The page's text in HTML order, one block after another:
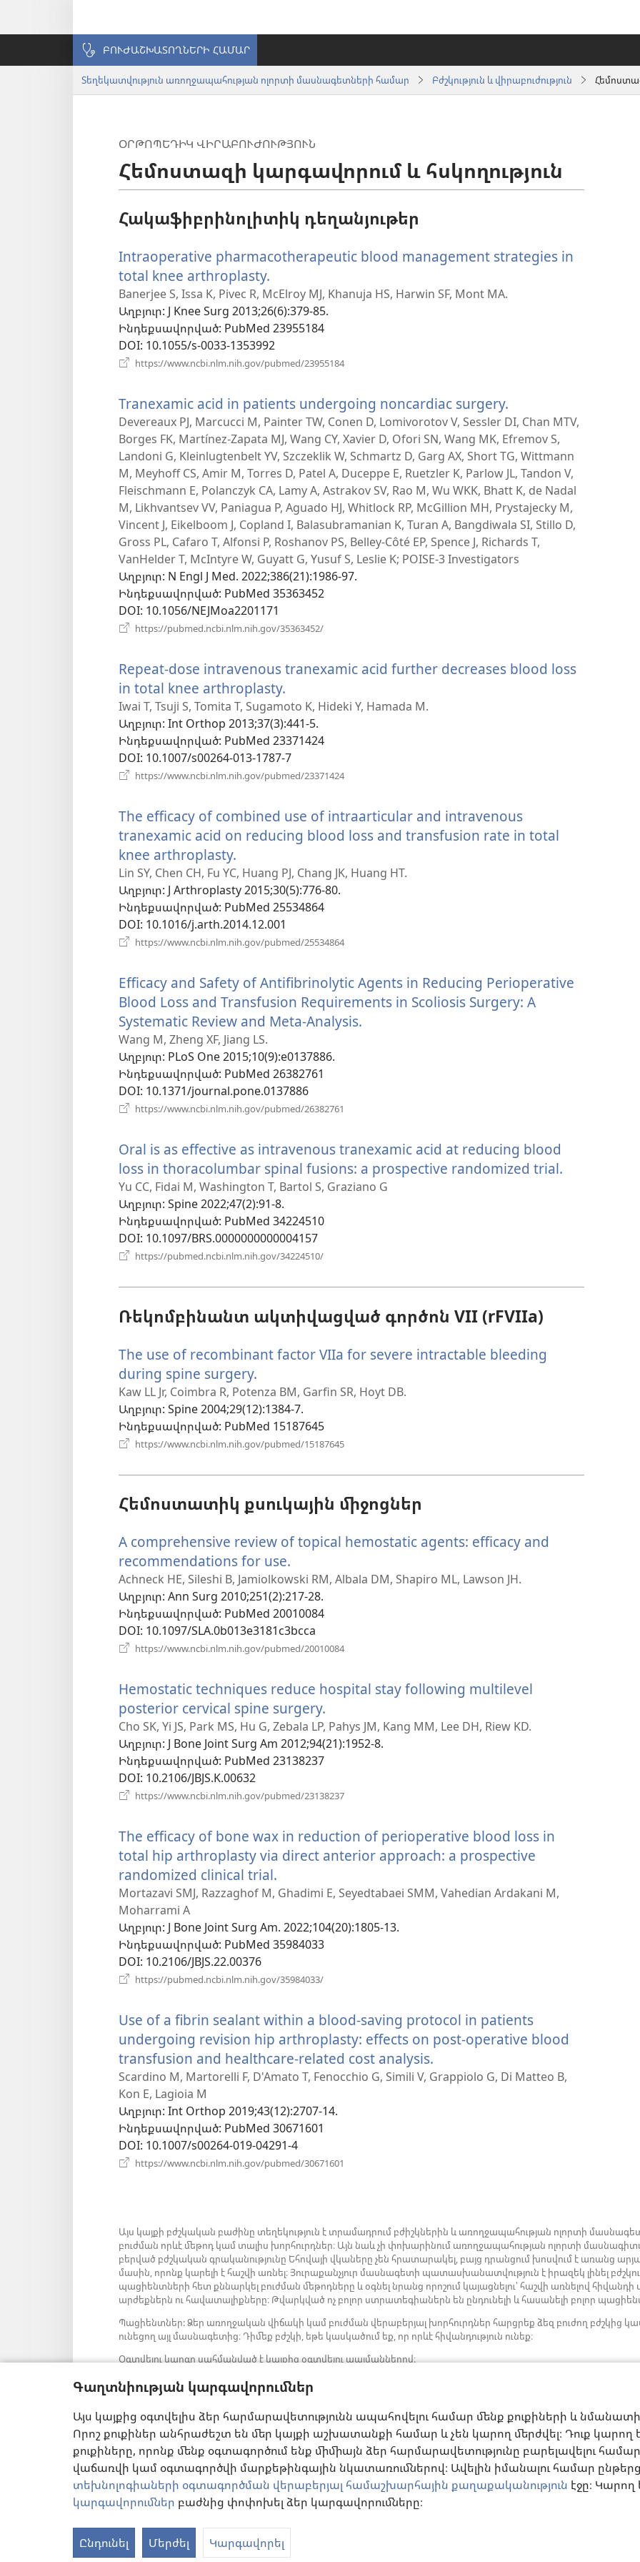
Գաղտնիության կարգավորումներ
Այս կայքից օգտվելիս ձեր հարմարավետությունն ապահովելու համար մենք քուքիների և
Որոշ քուքիներ անհրաժեշտ են մեր կայքի աշխատանքի համար և չեն կարող մերժվել։ Դուք կարող
քուքիները, որոնք մենք օգտագործում ենք միմիայն ձեր հարմարավետությունը բարելավելու
վաճառվի կամ օգտագործվի մարքեթինգային նկատառումներով։ Ավելին իմանալու համար
տեխնոլոգիաների օգտագործման վերաբերյալ համաշխարհային քաղաքականություն էջը։
կարգավորումներ բաժնից փոփոխել ձեր կարգավորումները։
Ընդունել Մերժել Կարգավորել
ԲՈՒԺԱՇԽԱՏՈՂՆԵՐԻ ՀԱՄԱՐ
Տեղեկատվություն առողջապահության ոլորտի մասնագետների համար Բժշկություն և վիրաբուժություն
ՕՐԹՈՊԵԴԻԿ ՎԻՐԱԲՈՒԺՈՒԹՅՈՒՆ
Հեմոստազի կարգավորում և հսկողություն
Հակաֆիբրինոլիտիկ դեղանյութեր
Intraoperative pharmacotherapeutic blood management strategies in
total knee arthroplasty.
է
նոր
պատուհան)
Banerjee S, Issa K, Pivec R, McElroy MJ, Khanuja HS, Harwin SF, Mont MA.
Աղբյուր‎: J Knee Surg 2013;26(6):379-85.
Ինդեքսավորված‎: PubMed 23955184
DOI‎: 10.1055/s-0033-1353992
https://www.ncbi.nlm.nih.gov/pubmed/23955184
պատուհան)
Tranexamic acid in patients undergoing noncardiac surgery.
է
նոր
պատուհան)
Devereaux PJ, Marcucci M, Painter TW, Conen D, Lomivorotov V, Sessler DI, Chan MTV,
Borges FK, Martínez-Zapata MJ, Wang CY, Xavier D, Ofori SN, Wang MK, Efremov S,
Landoni G, Kleinlugtenbelt YV, Szczeklik W, Schmartz D, Garg AX, Short TG, Wittmann
M, Meyhoff CS, Amir M, Torres D, Patel A, Duceppe E, Ruetzler K, Parlow JL, Tandon V,
Fleischmann E, Polanczyk CA, Lamy A, Astrakov SV, Rao M, Wu WKK, Bhatt K, de Nadal
M, Likhvantsev VV, Paniagua P, Aguado HJ, Whitlock RP, McGillion MH, Prystajecky M,
Vincent J, Eikelboom J, Copland I, Balasubramanian K, Turan A, Bangdiwala SI, Stillo D,
Gross PL, Cafaro T, Alfonsi P, Roshanov PS, Belley-Côté EP, Spence J, Richards T,
VanHelder T, McIntyre W, Guyatt G, Yusuf S, Leslie K; POISE-3 Investigators
Աղբյուր‎: N Engl J Med. 2022;386(21):1986-97.
Ինդեքսավորված‎: PubMed 35363452
DOI‎: 10.1056/NEJMoa2201171
https://pubmed.ncbi.nlm.nih.gov/35363452/
պատուհան)
Repeat-dose intravenous tranexamic acid further decreases blood loss
in total knee arthroplasty.
է
նոր
պատուհան)
Iwai T, Tsuji S, Tomita T, Sugamoto K, Hideki Y, Hamada M.
Աղբյուր‎: Int Orthop 2013;37(3):441-5.
Ինդեքսավորված‎: PubMed 23371424
DOI‎: 10.1007/s00264-013-1787-7
https://www.ncbi.nlm.nih.gov/pubmed/23371424
պատուհան)
The efficacy of combined use of intraarticular and intravenous
tranexamic acid on reducing blood loss and transfusion rate in total
knee arthroplasty.
է
նոր
պատուհան)
Lin SY, Chen CH, Fu YC, Huang PJ, Chang JK, Huang HT.
Աղբյուր‎: J Arthroplasty 2015;30(5):776-80.
Ինդեքսավորված‎: PubMed 25534864
DOI‎: 10.1016/j.arth.2014.12.001
https://www.ncbi.nlm.nih.gov/pubmed/25534864
պատուհան)
Efficacy and Safety of Antifibrinolytic Agents in Reducing Perioperative
Blood Loss and Transfusion Requirements in Scoliosis Surgery: A
Systematic Review and Meta-Analysis.
Wang M, Zheng XF, Jiang LS.
Աղբյուր‎: PLoS One 2015;10(9):e0137886.
Ինդեքսավորված‎: PubMed 26382761
DOI‎: 10.1371/journal.pone.0137886
https://www.ncbi.nlm.nih.gov/pubmed/26382761
պատուհան)
Oral is as effective as intravenous tranexamic acid at reducing blood
loss in thoracolumbar spinal fusions: a prospective randomized trial.
Yu CC, Fidai M, Washington T, Bartol S, Graziano G
Աղբյուր‎: Spine 2022;47(2):91-8.
Ինդեքսավորված‎: PubMed 34224510
DOI‎: 10.1097/BRS.0000000000004157
https://pubmed.ncbi.nlm.nih.gov/34224510/
Ռեկոմբինանտ ակտիվացված գործոն VII (rFVIIa)
The use of recombinant factor VIIa for severe intractable bleeding
during spine surgery.
է
նոր
պատուհան)
Kaw LL Jr, Coimbra R, Potenza BM, Garfin SR, Hoyt DB.
Աղբյուր‎: Spine 2004;29(12):1384-7.
Ինդեքսավորված‎: PubMed 15187645
https://www.ncbi.nlm.nih.gov/pubmed/15187645
Հեմոստատիկ քսուկային միջոցներ
A comprehensive review of topical hemostatic agents: efficacy and
recommendations for use.
է
նոր
պատուհան)
Achneck HE, Sileshi B, Jamiolkowski RM, Albala DM, Shapiro ML, Lawson JH.
Աղբյուր‎: Ann Surg 2010;251(2):217-28.
Ինդեքսավորված‎: PubMed 20010084
DOI‎: 10.1097/SLA.0b013e3181c3bcca
https://www.ncbi.nlm.nih.gov/pubmed/20010084
պատուհան)
Hemostatic techniques reduce hospital stay following multilevel
posterior cervical spine surgery.
է
նոր
Cho SK, Yi JS, Park MS, Hu G, Zebala LP, Pahys JM, Kang MM, Lee DH, Riew KD.
Աղբյուր‎: J Bone Joint Surg Am 2012;94(21):1952-8.
Ինդեքսավորված‎: PubMed 23138237
DOI‎: 10.2106/JBJS.K.00632
https://www.ncbi.nlm.nih.gov/pubmed/23138237
պատուհան)
The efficacy of bone wax in reduction of perioperative blood loss in
total hip arthroplasty via direct anterior approach: a prospective
randomized clinical trial.
է
պատուհան)
Mortazavi SMJ, Razzaghof M, Ghadimi E, Seyedtabaei SMM, Vahedian Ardakani M,
Moharrami A
Աղբյուր‎: J Bone Joint Surg Am. 2022;104(20):1805-13.
Ինդեքսավորված‎: PubMed 35984033
DOI‎: 10.2106/JBJS.22.00376
https://pubmed.ncbi.nlm.nih.gov/35984033/
պատուհան)
Use of a fibrin sealant within a blood-saving protocol in patients
undergoing revision hip arthroplasty: effects on post-operative blood
transfusion and healthcare-related cost analysis.
է
Scardino M, Martorelli F, D'Amato T, Fenocchio G, Simili V, Grappiolo G, Di Matteo B,
Kon E, Lagioia M
Աղբյուր‎: Int Orthop 2019;43(12):2707-14.
Ինդեքսավորված‎: PubMed 30671601
DOI‎: 10.1007/s00264-019-04291-4
https://www.ncbi.nlm.nih.gov/pubmed/30671601
Այս կայքի բժշկական բաժինը տեղեկություն է տրամադրում բժիշկներին և առողջապահության ոլորտի
բուժման որևէ մեթոդ կամ տալիս խորհուրդներ։ Այն նաև չի փոխարինում առողջապահության ոլորտի
բերված բժշկական գրականությունը Եհովայի վկաները չեն հրատարակել, բայց դրանցում խոսվում է առանց
մասին, որոնք կարելի է հաշվի առնել։ Յուրաքանչյուր մասնագետի պատասխանատվություն է իրազեկ լինել
պացիենտների հետ քննարկել բուժման մեթոդները և օգնել նրանց որոշում կայացնելու՝ հաշվի առնելով
արժեքներն ու հավատալիքները։ Թվարկված ոչ բոլոր ստրատեգիաներն են ընդունելի և հասանելի բոլոր
Պացիենտներ: Ձեր առողջական վիճակի կամ բուժման վերաբերյալ խորհուրդներ հարցրեք ձեզ բուժող
ունեցող այլ մասնագետից։ Դիմեք բժշկի, եթե կասկածում եք, որ որևէ հիվանդություն ունեք։
Օգտվելու կարգը սահմանված է կայքից օգտվելու պայմաններով։
Արտաքին տեսքի կարգավորումներ
Copyright
© 2026 Watch Tower Bible and Tract Society of Pennsylvania.
ՕԳՏԱԳՈՐԾՄԱՆ ՊԱՅՄԱՆՆԵՐ
|ԳԱՂՏՆԻՈՒԹՅԱՆ ՔԱՂԱՔԱԿԱՆՈՒԹՅՈՒՆ